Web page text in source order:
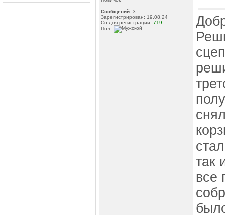
Сообщений: 3
Зарегистрирован: 19.08.24
Со дня регистрации: 719
Пол:
так
все